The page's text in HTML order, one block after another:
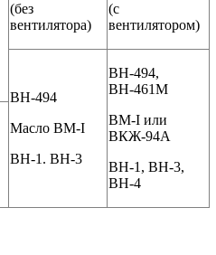
(без
вентилятора)
(с
вентилятором)
ВН-494
Масло BM-I
ВН-1. ВН-3
ВН-494,
ВН-461М
BM-I или
ВКЖ-94А
ВН-1, ВН-3,
ВН-4